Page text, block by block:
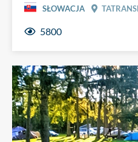
SŁOWACJA
5800